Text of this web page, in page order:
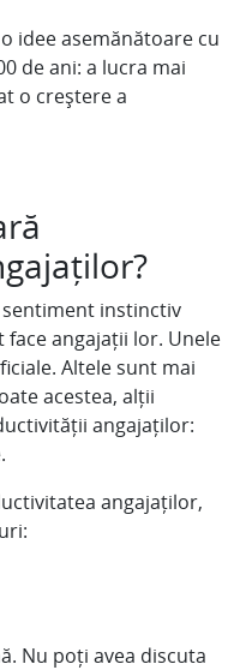
idee asemănătoare cu
de ani: a lucra mai
o creștere a
instinctiv
angajații lor. Unele
Altele sunt mai
acestea, alții
angajaților:
angajaților,
Nu poți avea discuta